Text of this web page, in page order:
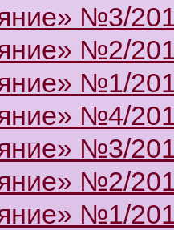
№3/
№2/
№1/
№4/
№3/
№2/
№1/